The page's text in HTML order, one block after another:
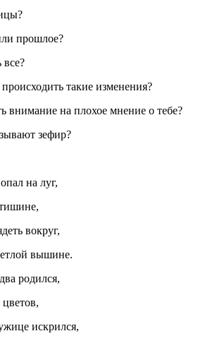
прошлое?
такие изменения?
внимание на плохое мнение о тебе?
зефир?
на луг,
вокруг,
вышине.
родился,
искрился,